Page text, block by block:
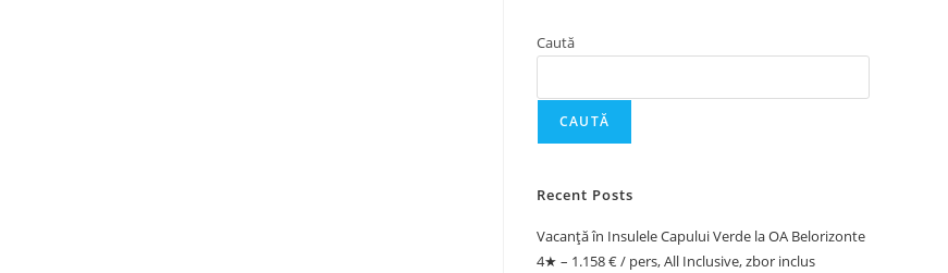
Caută
CAUTĂ
Recent Posts
Vacanță în Insulele Capului Verde la OA Belorizonte
4★ – 1.158 € / pers, All Inclusive, zbor inclus